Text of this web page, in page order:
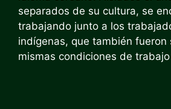
separados de su cultura, se
trabajando junto a los
indígenas, que también fueron
mismas condiciones de